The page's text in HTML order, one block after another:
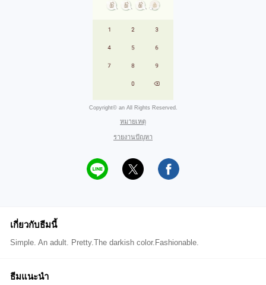
Copyright© an All Rights Reserved.
หมายเหตุ
รายงานปัญหา
เกี่ยวกับธีมนี้
Simple. An adult. Pretty.The darkish color.Fashionable.
ธีมแนะนำ